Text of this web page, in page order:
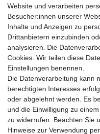
Shop
Zahlungs- und
Warenkorb
Kasse
Mein Konto
Kontakt
Facebook
Website und verarbeiten
Besucher:innen unserer
Inhalte und Anzeigen zu
Drittanbietern einzubinden
analysieren. Die
Cookies. Wir teilen diese
Einstellungen benennen.
Die Datenverarbeitung kann
berechtigten Interesses
oder abgelehnt werden. Es
und die Einwilligung zu
zu widerrufen. Beachten Sie
Hinweise zur Verwendung